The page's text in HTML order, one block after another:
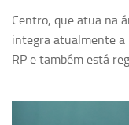
Centro, que atua na
integra atualmente a
RP e também está